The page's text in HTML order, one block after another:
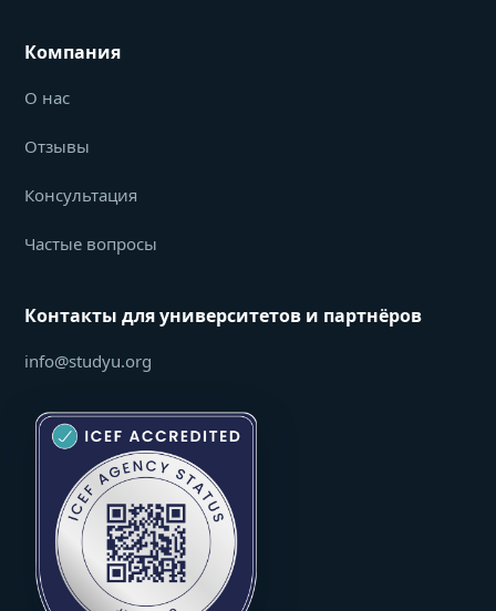
Компания
О нас
Отзывы
Консультация
Частые вопросы
Контакты для университетов и партнёров
info@studyu.org